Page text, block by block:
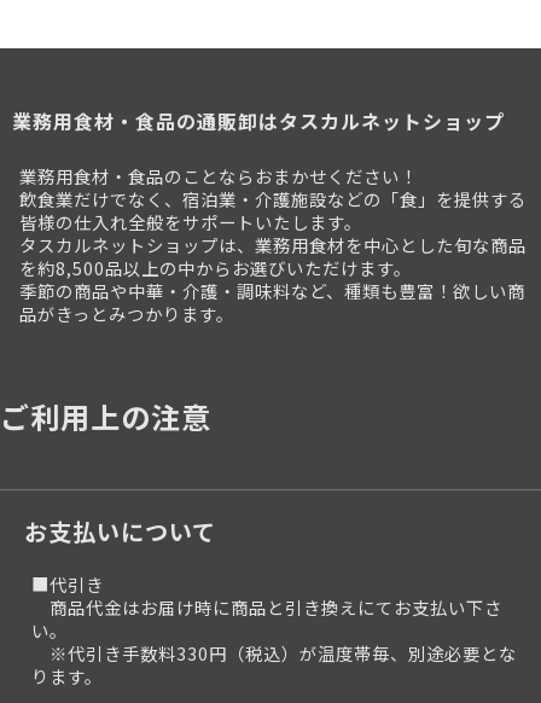
業務用食材・食品の通販卸はタスカルネットショップ
業務用食材・食品のことならおまかせください！
飲食業だけでなく、宿泊業・介護施設などの「食」を提供する
皆様の仕入れ全般をサポートいたします。
タスカルネットショップは、業務用食材を中心とした旬な商品
を約8,500品以上の中からお選びいただけます。
季節の商品や中華・介護・調味料など、種類も豊富！欲しい商
品がきっとみつかります。
ご利用上の注意
お支払いについて
■代引き
商品代金はお届け時に商品と引き換えにてお支払い下さ
い。
※代引き手数料330円（税込）が温度帯毎、別途必要とな
ります。